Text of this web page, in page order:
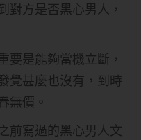
對方是否黑心男人，
要是能夠當機立斷，
覺甚麼也沒有，到時
無價。
前寫過的黑心男人文